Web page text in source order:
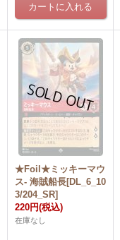
★Foil★ミッキーマウ
ス- 海賊船長[DL_6_10
3/204_SR]
220円(税込)
在庫なし